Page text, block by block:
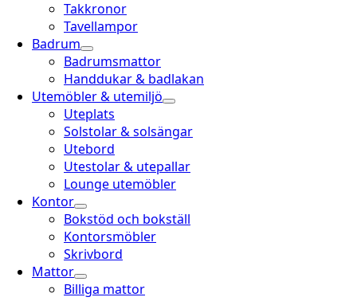
Takkronor
Tavellampor
Badrum
Badrumsmattor
Handdukar & badlakan
Utemöbler & utemiljö
Uteplats
Solstolar & solsängar
Utebord
Utestolar & utepallar
Lounge utemöbler
Kontor
Bokstöd och bokställ
Kontorsmöbler
Skrivbord
Mattor
Billiga mattor